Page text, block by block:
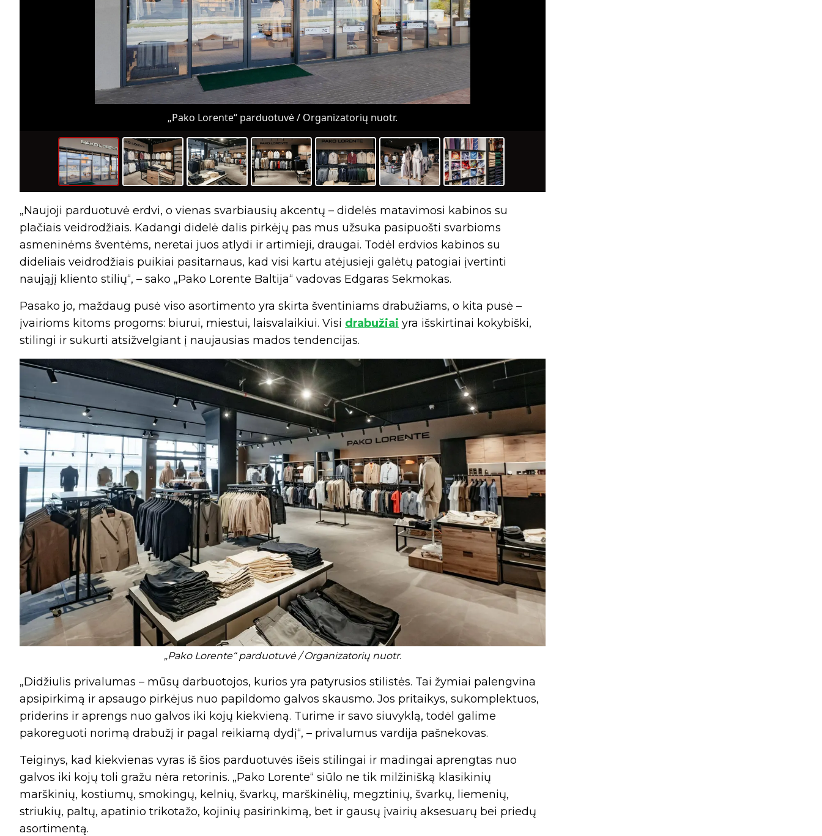
„Pako Lorente“ parduotuvė / Organizatorių nuotr.
„Naujoji parduotuvė erdvi, o vienas svarbiausių akcentų – didelės matavimosi kabinos su
plačiais veidrodžiais. Kadangi didelė dalis pirkėjų pas mus užsuka pasipuošti svarbioms
asmeninėms šventėms, neretai juos atlydi ir artimieji, draugai. Todėl erdvios kabinos su
dideliais veidrodžiais puikiai pasitarnaus, kad visi kartu atėjusieji galėtų patogiai įvertinti
naująjį kliento stilių“, – sako „Pako Lorente Baltija“ vadovas Edgaras Sekmokas.
Pasako jo, maždaug pusė viso asortimento yra skirta šventiniams drabužiams, o kita pusė –
įvairioms kitoms progoms: biurui, miestui, laisvalaikiui. Visi drabužiai yra išskirtinai kokybiški,
stilingi ir sukurti atsižvelgiant į naujausias mados tendencijas.
„Pako Lorente“ parduotuvė / Organizatorių nuotr.
„Didžiulis privalumas – mūsų darbuotojos, kurios yra patyrusios stilistės. Tai žymiai palengvina
apsipirkimą ir apsaugo pirkėjus nuo papildomo galvos skausmo. Jos pritaikys, sukomplektuos,
priderins ir aprengs nuo galvos iki kojų kiekvieną. Turime ir savo siuvyklą, todėl galime
pakoreguoti norimą drabužį ir pagal reikiamą dydį“, – privalumus vardija pašnekovas.
Teiginys, kad kiekvienas vyras iš šios parduotuvės išeis stilingai ir madingai aprengtas nuo
galvos iki kojų toli gražu nėra retorinis. „Pako Lorente“ siūlo ne tik milžinišką klasikinių
marškinių, kostiumų, smokingų, kelnių, švarkų, marškinėlių, megztinių, švarkų, liemenių,
striukių, paltų, apatinio trikotažo, kojinių pasirinkimą, bet ir gausų įvairių aksesuarų bei priedų
asortimentą.